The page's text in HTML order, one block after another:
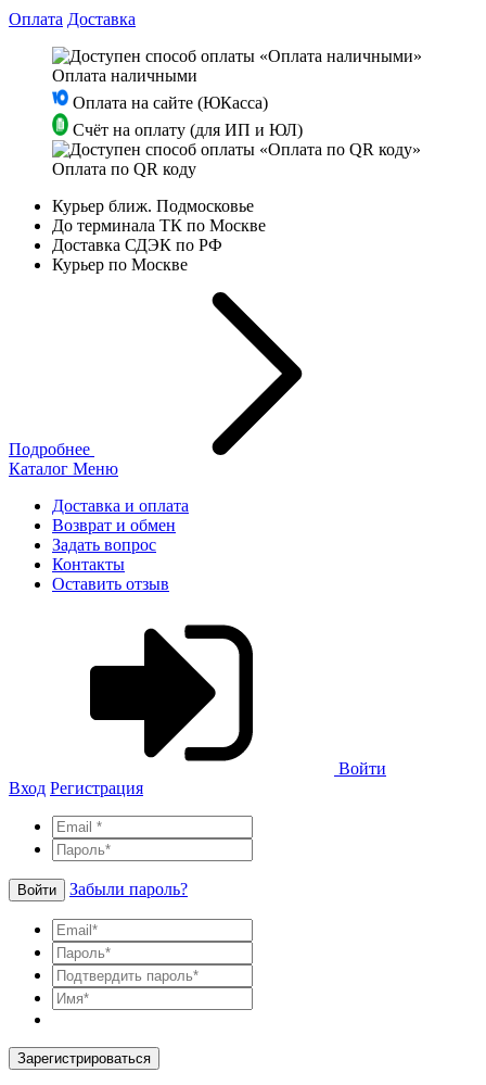
Оплата Доставка
Оплата наличными
Оплата на сайте (ЮКасса)
Счёт на оплату (для ИП и ЮЛ)
Оплата по QR коду
Курьер ближ. Подмосковье
До терминала ТК по Москве
Доставка СДЭК по РФ
Курьер по Москве
Подробнее
Каталог Меню
Доставка и оплата
Возврат и обмен
Задать вопрос
Контакты
Оставить отзыв
Войти
Вход Регистрация
Войти Забыли пароль?
Зарегистрироваться